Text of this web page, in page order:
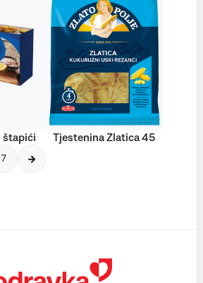
štapići Tjestenina Zlatica 45
7